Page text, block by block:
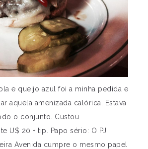
e queijo azul foi a minha pedida e
aquela amenizada calórica. Estava
o conjunto. Custou
U$ 20 + tip. Papo sério: O PJ
Avenida cumpre o mesmo papel